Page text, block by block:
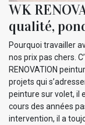
WK
qualité,
Pourquoi travailler
nos prix pas chers.
RENOVATION
projets qui
peinture sur volet, il
cours des années
intervention, il a